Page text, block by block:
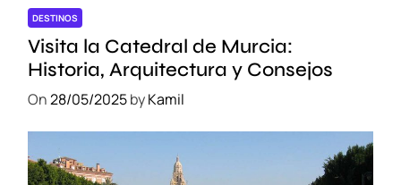
DESTINOS
Visita la Catedral de Murcia:
Historia, Arquitectura y Consejos
On28/05/2025byKamil